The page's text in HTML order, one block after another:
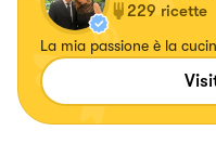
229 ricette
La mia passione è la